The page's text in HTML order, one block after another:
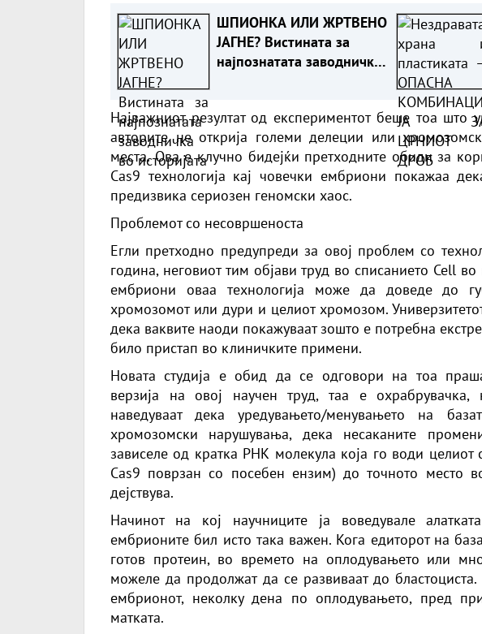
ШПИОНКА ИЛИ ЖРТВЕНО
ЈАГНЕ? Вистината за
најпознатата заводничка
Најважниот резултат од експериментот беше тоа што
авторите не открија големи делеции или
места. Ова е клучно бидејќи претходните обиди за
Cas9 технологија кај човечки ембриони покажаа
предизвика сериозен геномски хаос.
Проблемот со несовршеноста
Егли претходно предупреди за овој проблем со
година, неговиот тим објави труд во списанието Cell
ембриони оваа технологија може да доведе до
хромозомот или дури и целиот хромозом.
дека ваквите наоди покажуваат зошто е потребна
било пристап во клиничките примени.
Новата студија е обид да се одговори на тоа
верзија на овој научен труд, таа е
наведуваат дека уредувањето/менувањето на
хромозомски нарушувања, дека несаканите
зависеле од кратка РНК молекула која го води
Cas9 поврзан со посебен ензим) до точното место
дејствува.
Начинот на кој научниците ја воведувале
ембрионите бил исто така важен. Кога едиторот на
готов протеин, во времето на оплодувањето или
можеле да продолжат да се развиваат до
ембрионот, неколку дена по оплодувањето, пред
матката.